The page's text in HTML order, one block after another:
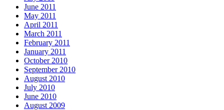
June 2011
May 2011
April 2011
March 2011
February 2011
January 2011
October 2010
September 2010
August 2010
July 2010
June 2010
August 2009